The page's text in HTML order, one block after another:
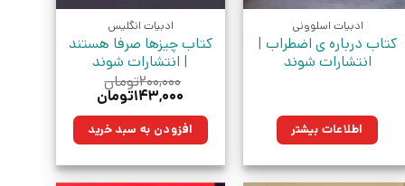
ادبیات اسلوونی
کتاب درباره ی اضطراب |
انتشارات شوند
اطلاعات بیشتر
ادبیات انگلیس
کتاب چیزها صرفا هستند
| انتشارات شوند
۲۰۰,۰۰۰تومان
قیمت
۲۰۰,۰۰۰تومان
بود.
۱۴۳,۰۰۰تومانقیمت
۱۴۳,۰۰۰تومان.افزودن به سبد خرید